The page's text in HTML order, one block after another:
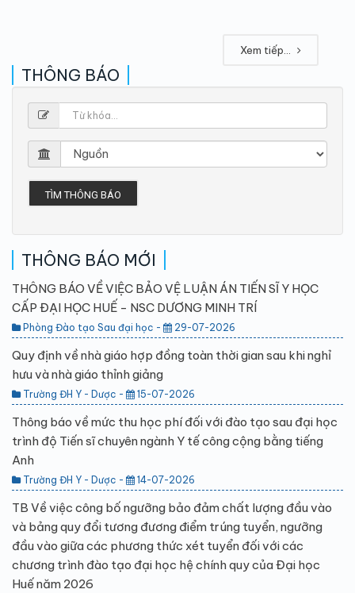
Xem tiếp...
THÔNG BÁO
TÌM THÔNG BÁO
THÔNG BÁO MỚI
THÔNG BÁO VỀ VIỆC BẢO VỆ LUẬN ÁN TIẾN SĨ Y HỌC
CẤP ĐẠI HỌC HUẾ - NSC DƯƠNG MINH TRÍ
Phòng Đào tạo Sau đại học - 29-07-2026
Quy định về nhà giáo hợp đồng toàn thời gian sau khi nghỉ
hưu và nhà giáo thỉnh giảng
Trường ĐH Y - Dược - 15-07-2026
Thông báo về mức thu học phí đối với đào tạo sau đại học
trình độ Tiến sĩ chuyên ngành Y tế công cộng bằng tiếng
Anh
Trường ĐH Y - Dược - 14-07-2026
TB Về việc công bố ngưỡng bảo đảm chất lượng đầu vào
và bảng quy đổi tương đương điểm trúng tuyển, ngưỡng
đầu vào giữa các phương thức xét tuyển đối với các
chương trình đào tạo đại học hệ chính quy của Đại học
Huế năm 2026